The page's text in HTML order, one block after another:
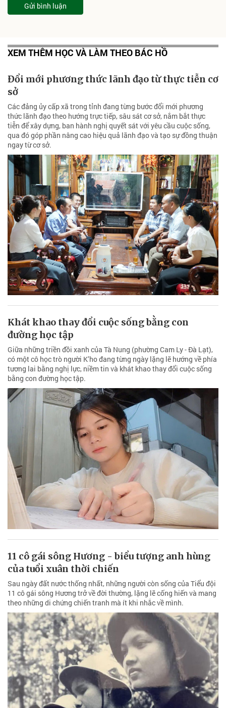
Gửi bình luận
XEM THÊM HỌC VÀ LÀM THEO BÁC HỒ
Đổi mới phương thức lãnh đạo từ thực tiễn cơ
sở
Các đảng ủy cấp xã trong tỉnh đang từng bước đổi mới phương
thức lãnh đạo theo hướng trực tiếp, sâu sát cơ sở, nắm bắt thực
tiễn để xây dựng, ban hành nghị quyết sát với yêu cầu cuộc sống,
qua đó góp phần nâng cao hiệu quả lãnh đạo và tạo sự đồng thuận
ngay từ cơ sở.
Khát khao thay đổi cuộc sống bằng con
đường học tập
Giữa những triền đồi xanh của Tà Nung (phường Cam Ly - Đà Lạt),
có một cô học trò người K’ho đang từng ngày lặng lẽ hướng về phía
tương lai bằng nghị lực, niềm tin và khát khao thay đổi cuộc sống
bằng con đường học tập.
11 cô gái sông Hương - biểu tượng anh hùng
của tuổi xuân thời chiến
Sau ngày đất nước thống nhất, những người còn sống của Tiểu đội
11 cô gái sông Hương trở về đời thường, lặng lẽ cống hiến và mang
theo những di chứng chiến tranh mà ít khi nhắc về mình.